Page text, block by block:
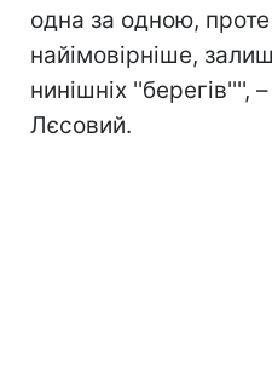
одна за одною,
найімовірніше,
нинішніх ''берегів'''',
Лєсовий.